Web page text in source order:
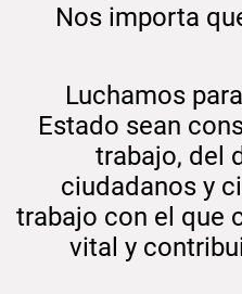
Nos importa
Luchamos
Estado sean
trabajo, del
ciudadanos y
trabajo con el que
vital y